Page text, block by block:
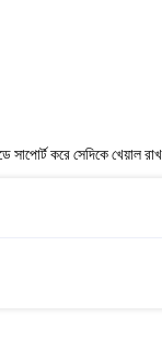
করে সেদিকে খেয়াল